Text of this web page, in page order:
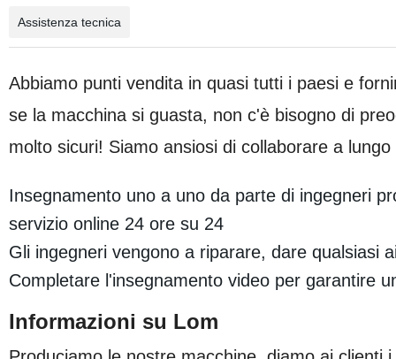
Assistenza tecnica
Abbiamo punti vendita in quasi tutti i paesi e
se la macchina si guasta, non c'è bisogno di
molto sicuri! Siamo ansiosi di collaborare a
Insegnamento uno a uno da parte di ingegneri
servizio online 24 ore su 24
Gli ingegneri vengono a riparare, dare qualsiasi
Completare l'insegnamento video per garantire
Informazioni su Lom